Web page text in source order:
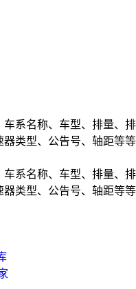
系名称、车型、排量、排
类型、公告号、轴距等等
系名称、车型、排量、排
类型、公告号、轴距等等